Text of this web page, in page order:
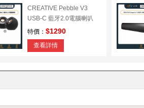
CREATIVE Pebble V3
USB-C 藍牙2.0電腦喇叭
特價： $1290
查看詳情